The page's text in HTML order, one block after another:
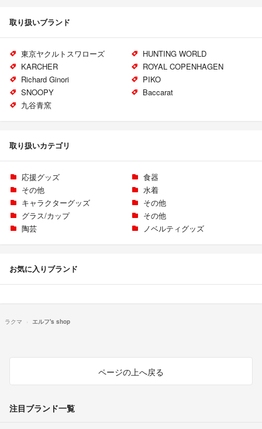
取り扱いブランド
東京ヤクルトスワローズ
HUNTING WORLD
KARCHER
ROYAL COPENHAGEN
Richard Ginori
PIKO
SNOOPY
Baccarat
九谷青窯
取り扱いカテゴリ
応援グッズ
食器
その他
水着
キャラクターグッズ
その他
グラス/カップ
その他
陶芸
ノベルティグッズ
お気に入りブランド
ラクマ エルフ's shop
ページの上へ戻る
注目ブランド一覧